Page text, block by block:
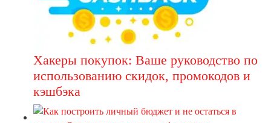
Хакеры покупок: Ваше руководство по
использованию скидок, промокодов и
кэшбэка